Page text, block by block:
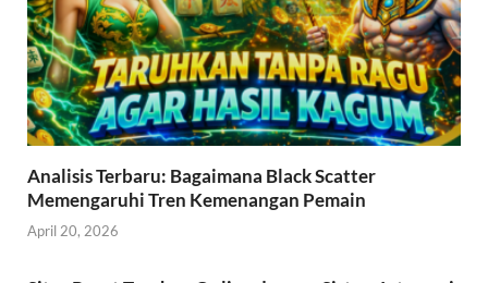
Analisis Terbaru: Bagaimana Black Scatter
Memengaruhi Tren Kemenangan Pemain
April 20, 2026